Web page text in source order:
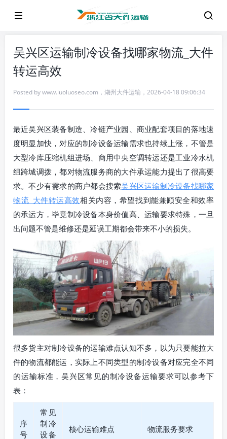
吴兴区运输制冷设备找哪家物流_大件
转运高效
Posted bywww.luoluoseo.com ， 湖州大件运输 ， 2026-04-18 09:06:34
最近吴兴区装备制造、冷链产业园、商业配套项目的落地速
度明显加快，对应的制冷设备运输需求也持续上涨，不管是
大型冷库压缩机组进场、商用中央空调转运还是工业冷水机
组跨城调拨，都对物流服务商的大件承运能力提出了很高要
求。不少有需求的商户都会搜索吴兴区运输制冷设备找哪家
物流_大件转运高效相关内容，希望找到能兼顾安全和效率
的承运方，毕竟制冷设备本身价值高、运输要求特殊，一旦
出问题不管是维修还是延误工期都会带来不小的损失。
很多货主对制冷设备的运输难点认知不多，以为只要能拉大
件的物流都能运，实际上不同类型的制冷设备对应完全不同
的运输标准，吴兴区常见的制冷设备运输要求可以参考下
表：
序
号
常见
制冷
设备
核心运输难点 物流服务要求